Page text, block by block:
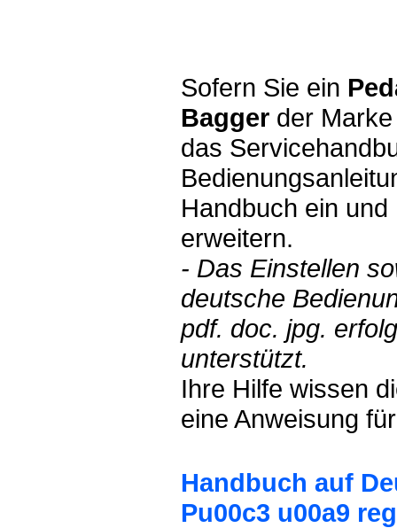
Sofern Sie ein
Bagger der
das
Handbuch ein
erweitern.
- Das Einstellen
deutsche
pdf. doc. jpg.
unterstützt.
Ihre Hilfe wissen
eine Anweisung
Handbuch auf
Pu00c3 u00a9